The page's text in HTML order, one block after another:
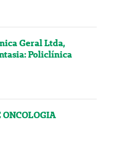
Geral Ltda,
Policlínica